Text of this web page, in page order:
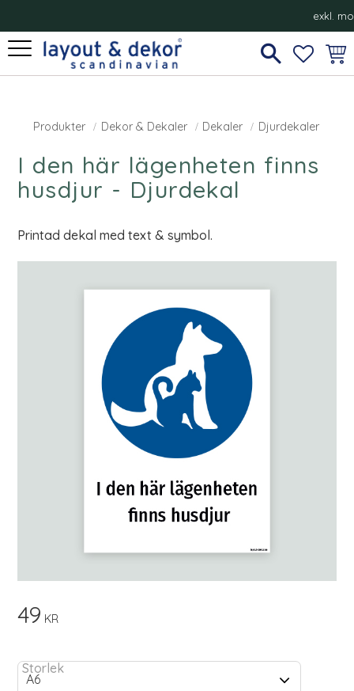
Meny
exkl.
Produkter Dekor & Dekaler Dekaler Djurdekaler
I den här lägenheten finns
husdjur - Djurdekal
Printad dekal med text & symbol.
49 KR
Storlek